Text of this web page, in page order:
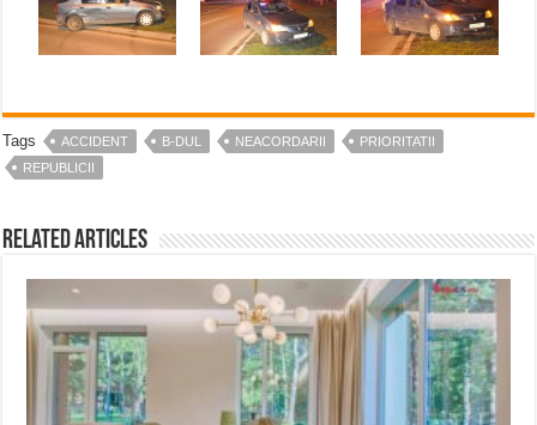
Tags ACCIDENT B-DUL NEACORDARII
PRIORITATII
REPUBLICII
Related Articles